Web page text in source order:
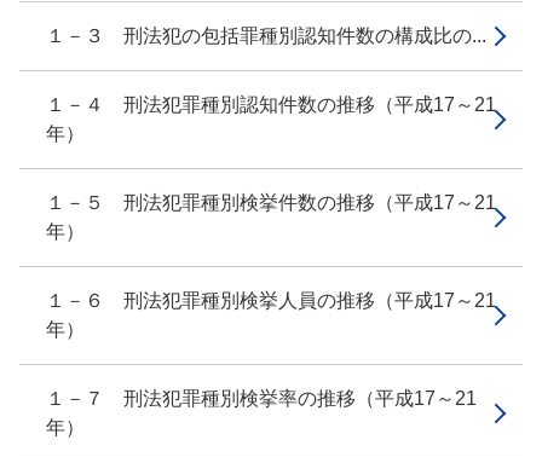
１－３ 刑法犯の包括罪種別認知件数の構成比の...
１－４ 刑法犯罪種別認知件数の推移（平成17～21
年）
１－５ 刑法犯罪種別検挙件数の推移（平成17～21
年）
１－６ 刑法犯罪種別検挙人員の推移（平成17～21
年）
１－７ 刑法犯罪種別検挙率の推移（平成17～21
年）